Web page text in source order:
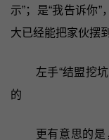
示”；是“我告诉你
大已经能把家伙摆
左手“结盟挖
的
更有意思的